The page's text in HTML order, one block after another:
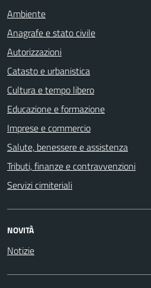
Ambiente
Anagrafe e stato civile
Autorizzazioni
Catasto e urbanistica
Cultura e tempo libero
Educazione e formazione
Imprese e commercio
Salute, benessere e assistenza
Tributi, finanze e contravvenzioni
Servizi cimiteriali
NOVITÀ
Notizie